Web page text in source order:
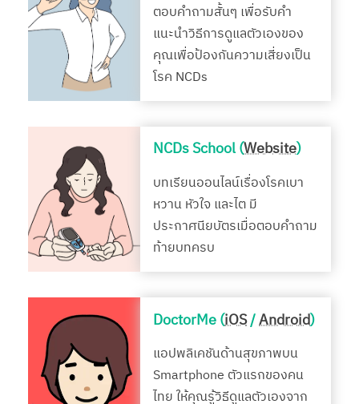
ตอบคำถามสั้นๆ เพื่อรับคำ
แนะนำวิธีการดูแลตัวเองของ
คุณเพื่อป้องกันความเสี่ยงเป็น
โรค NCDs
NCDs School (Website)
บทเรียนออนไลน์เรื่องโรคเบา
หวาน หัวใจ และไต มี
ประกาศนียบัตรเมื่อตอบคำถาม
ท้ายบทครบ
DoctorMe (iOS/Android)
แอปพลิเคชันด้านสุขภาพบน
Smartphone ตัวแรกของคน
ไทย ให้คุณรู้วิธีดูแลตัวเองจาก